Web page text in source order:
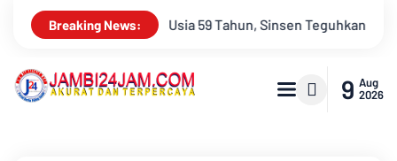
Breaking News:
Teguhkan Semangat “Sustainably Growing” Hari
9 Aug
2026